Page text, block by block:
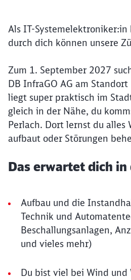
Als IT-
durch dich können unsere
Zum 1. September 2027
DB InfraGO AG am
liegt super praktisch im
gleich in der Nähe, du
Perlach. Dort lernst du alles
aufbaut oder Störungen
Das erwartet dich
Aufbau und die
Technik und
Beschallungsanlagen,
und vieles mehr)
Du bist viel bei Wind und